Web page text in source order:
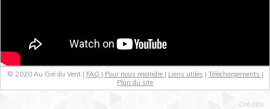
© 2020 Au Gré du Vent | FAQ | Pour nous rejoindre | Liens utiles | Téléchargements |
Plan du site
Crédits